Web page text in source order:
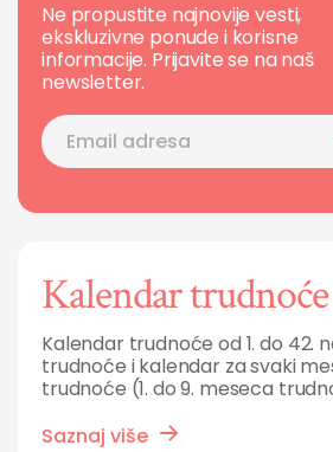
Ne propustite najnovije vesti,
ekskluzivne ponude i korisne
informacije. Prijavite se na naš
newsletter.
Kalendar trudnoće
Kalendar trudnoće od 1. do 42.
trudnoće i kalendar za svaki
trudnoće (1. do 9. meseca
Saznaj više